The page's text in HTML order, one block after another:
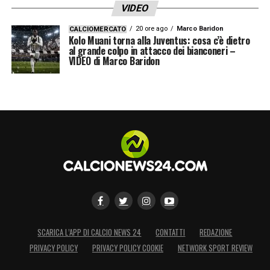
VIDEO
CALCIOMERCATO 20 ore ago Marco Baridon
Kolo Muani torna alla Juventus: cosa c’è dietro
al grande colpo in attacco dei bianconeri –
VIDEO di Marco Baridon
SCARICA L’APP DI CALCIO NEWS 24 CONTATTI
REDAZIONE
PRIVACY POLICY
PRIVACY POLICY COOKIE NETWORK SPORT REVIEW